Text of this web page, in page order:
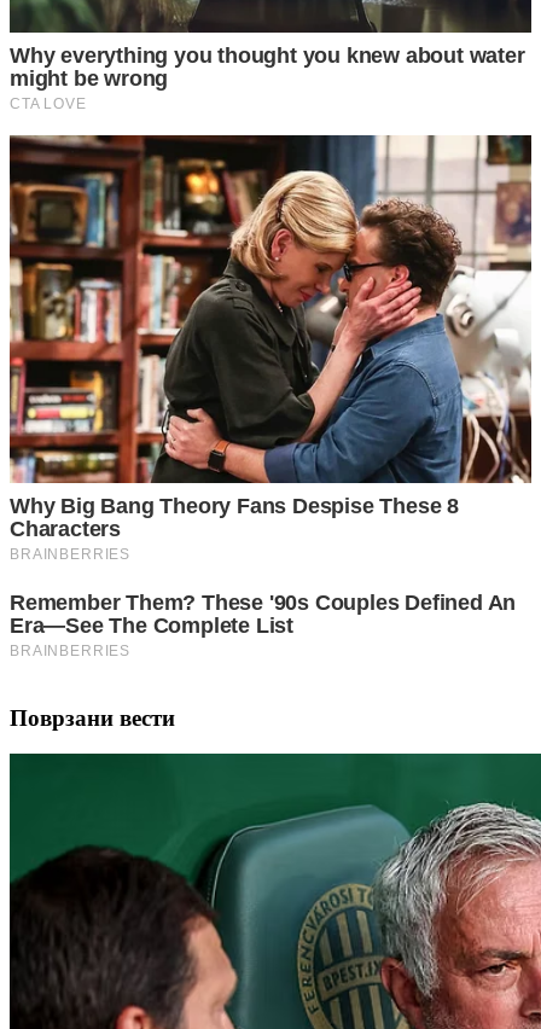
Поврзани вести